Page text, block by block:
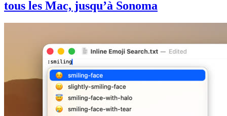
tous les Mac, jusqu’à Sonoma